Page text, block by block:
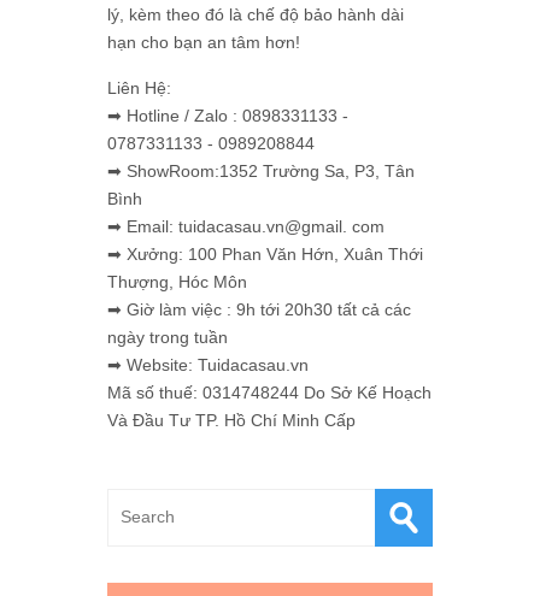
lý, kèm theo đó là chế độ bảo hành dài
hạn cho bạn an tâm hơn!
Liên Hệ:
➡ Hotline / Zalo : 0898331133 -
0787331133 - 0989208844
➡ ShowRoom:1352 Trường Sa, P3, Tân
Bình
➡ Email: tuidacasau.vn@gmail. com
➡ Xưởng: 100 Phan Văn Hớn, Xuân Thới
Thượng, Hóc Môn
➡ Giờ làm việc : 9h tới 20h30 tất cả các
ngày trong tuần
➡ Website: Tuidacasau.vn
Mã số thuế: 0314748244 Do Sở Kế Hoạch
Và Đầu Tư TP. Hồ Chí Minh Cấp